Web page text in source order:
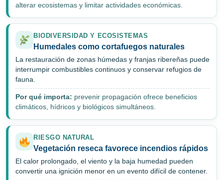
alterar ecosistemas y limitar actividades económicas.
BIODIVERSIDAD Y ECOSISTEMAS
Humedales como cortafuegos naturales
La restauración de zonas húmedas y franjas ribereñas puede
interrumpir combustibles continuos y conservar refugios de
fauna.
Por qué importa: prevenir propagación ofrece beneficios
climáticos, hídricos y biológicos simultáneos.
RIESGO NATURAL
Vegetación reseca favorece incendios rápidos
El calor prolongado, el viento y la baja humedad pueden
convertir una ignición menor en un evento difícil de contener.